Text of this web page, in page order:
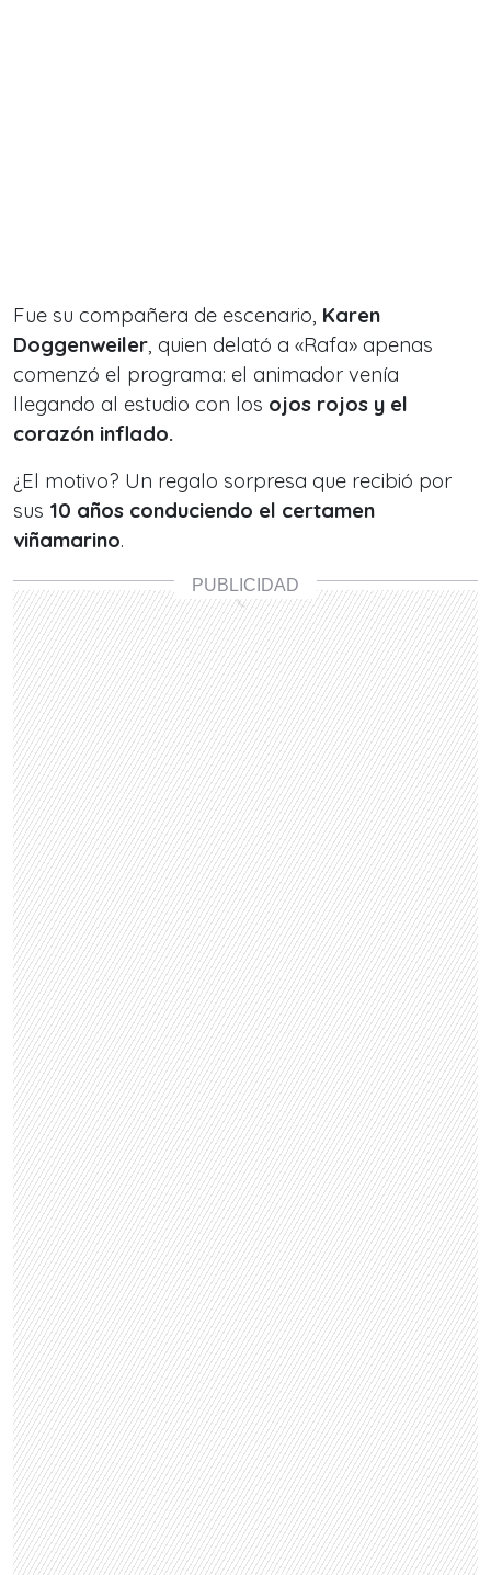
Fue su compañera de escenario, Karen
Doggenweiler, quien delató a «Rafa» apenas
comenzó el programa: el animador venía
llegando al estudio con los ojos rojos y el
corazón inflado.
¿El motivo? Un regalo sorpresa que recibió por
sus 10 años conduciendo el certamen
viñamarino.